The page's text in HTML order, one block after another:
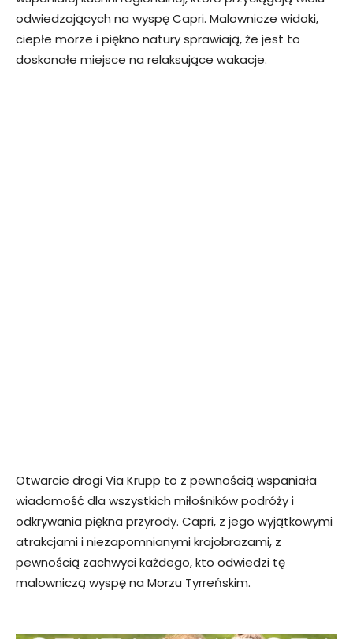
odwiedzających na wyspę Capri. Malownicze widoki,
ciepłe morze i piękno natury sprawiają, że jest to
doskonałe miejsce na relaksujące wakacje.
Otwarcie drogi Via Krupp to z pewnością wspaniała
wiadomość dla wszystkich miłośników podróży i
odkrywania piękna przyrody. Capri, z jego wyjątkowymi
atrakcjami i niezapomnianymi krajobrazami, z
pewnością zachwyci każdego, kto odwiedzi tę
malowniczą wyspę na Morzu Tyrreńskim.